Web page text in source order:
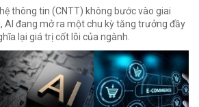
thông tin (CNTT) không bước vào giai
AI đang mở ra một chu kỳ tăng trưởng đầy
lại giá trị cốt lõi của ngành.